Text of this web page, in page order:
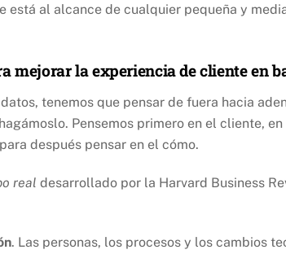
está al alcance de cualquier pequeña y
mejorar la experiencia de cliente en
tenemos que pensar de fuera hacia
Pensemos primero en el cliente,
después pensar en el cómo.
real desarrollado por la Harvard Business
. Las personas, los procesos y los cambios